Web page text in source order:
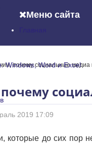
Меню сайта
Windows, Word и Excel
почему социальные
2019 17:09
которые до сих пор